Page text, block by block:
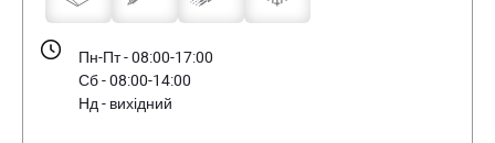
Пн-Пт - 08:00-17:00
Сб - 08:00-14:00
Нд - вихідний